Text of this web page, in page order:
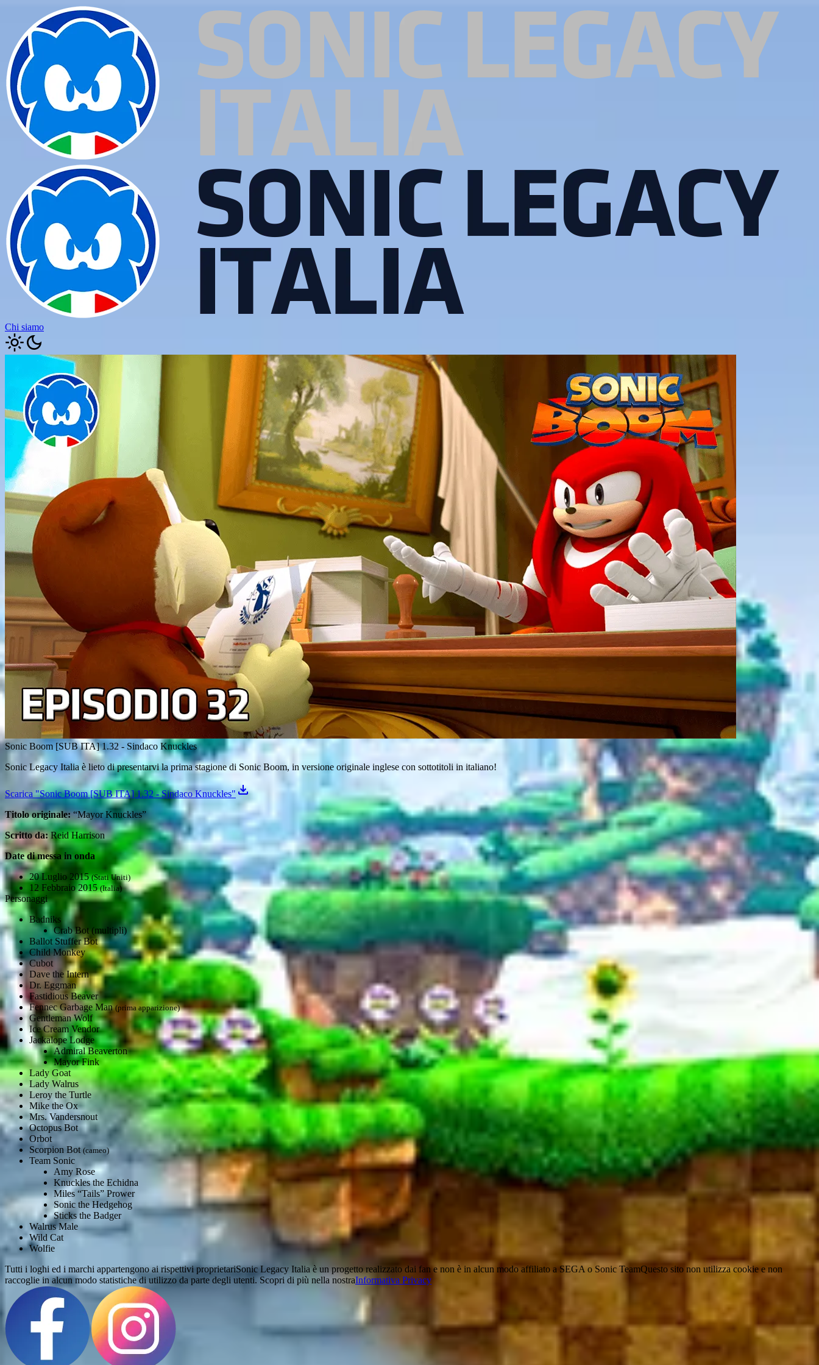
Chi siamo
Sonic Boom [SUB ITA] 1.32 - Sindaco Knuckles
Sonic Legacy Italia è lieto di presentarvi la prima stagione di Sonic Boom, in versione originale inglese con sottotitoli in italiano!
Scarica "Sonic Boom [SUB ITA] 1.32 - Sindaco Knuckles"
Titolo originale:“Mayor Knuckles”
Scritto da:Reid Harrison
Date di messa in onda
20 Luglio 2015(Stati Uniti)
12 Febbraio 2015(Italia)
Personaggi
Badniks
Crab Bot (multipli)
Ballot Stuffer Bot
Child Monkey
Cubot
Dave the Intern
Dr. Eggman
Fastidious Beaver
Fennec Garbage Man(prima apparizione)
Gentleman Wolf
Ice Cream Vendor
Jackalope Lodge
Admiral Beaverton
Mayor Fink
Lady Goat
Lady Walrus
Leroy the Turtle
Mike the Ox
Mrs. Vandersnout
Octopus Bot
Orbot
Scorpion Bot(cameo)
Team Sonic
Amy Rose
Knuckles the Echidna
Miles “Tails” Prower
Sonic the Hedgehog
Sticks the Badger
Walrus Male
Wild Cat
Wolfie
Tutti i loghi ed i marchi appartengono ai rispettivi proprietariSonic Legacy Italia è un progetto realizzato dai fan e non è in alcun modo affiliato a SEGA o Sonic TeamQuesto sito non utilizza cookie e non
raccoglie in alcun modo statistiche di utilizzo da parte degli utenti. Scopri di più nella nostraInformativa Privacy